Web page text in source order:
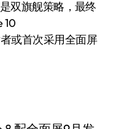
双旗舰策略，最终
10
或首次采用全面屏